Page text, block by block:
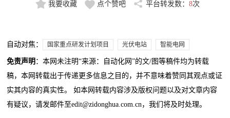
我要收藏 点个赞吧 平台转发数： 8次
自动对焦： 国家重点研发计划项目 光伏电站 智能电网
免责声明 ：本网未注明“来源：自动化网”的文/图等稿件均为转载
稿，本网转载出于传递更多信息之目的，并不意味着赞同其观点或证
实其内容的真实性。 如本网转载内容涉及版权问题以及对文章内容
有疑议，请发邮件至edit@zidonghua.com.cn，我们将及时处理。